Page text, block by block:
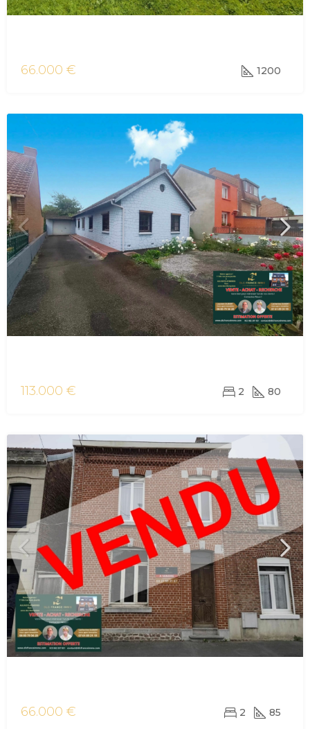
66.000 € 1200
113.000 € 2 80
66.000 € 2 85